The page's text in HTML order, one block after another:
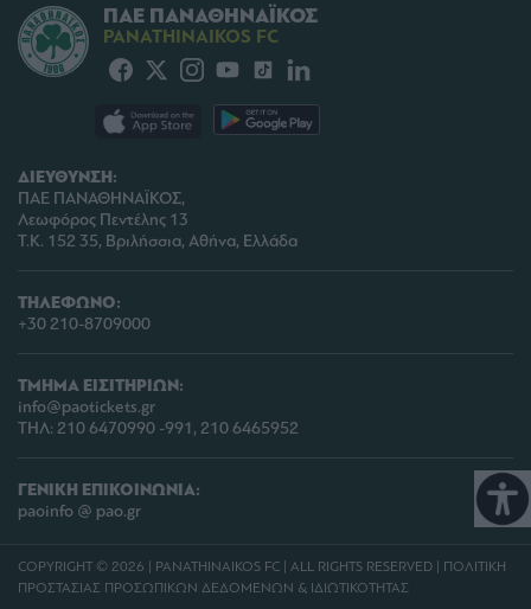
ΔΙΕΥΘΥΝΣΗ:
ΠΑΕ ΠΑΝΑΘΗΝΑΪΚΟΣ,
Λεωφόρος Πεντέλης 13
Τ.Κ. 152 35, Βριλήσσια, Αθήνα, Ελλάδα
ΤΗΛΕΦΩΝΟ:
+30 210-8709000
ΤΜΗΜΑ ΕΙΣΙΤΗΡΙΩΝ:
info@paotickets.gr
ΤΗΛ: 210 6470990 -991, 210 6465952
ΓΕΝΙΚΗ ΕΠΙΚΟΙΝΩΝΙΑ:
paoinfo @ pao.gr
ΠΑΕ ΠΑΝΑΘΗΝΑΪΚΟΣ
PANATHINAIKOS FC
COPYRIGHT © 2026 | PANATHINAIKOS FC | ALL RIGHTS RESERVED | ΠΟΛΙΤΙΚΗ
ΠΡΟΣΤΑΣΙΑΣ ΠΡΟΣΩΠΙΚΩΝ ΔΕΔΟΜΕΝΩΝ & ΙΔΙΩΤΙΚΟΤΗΤΑΣ